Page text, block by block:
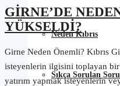
Neden Kıbrıs
Sıkça Sorulan
GİRNE’DE
YÜKSELDİ?
Girne Neden Önemli? Kıbrıs
isteyenlerin ilgisini toplayan bir
yatırım yapmak isteyenlerin